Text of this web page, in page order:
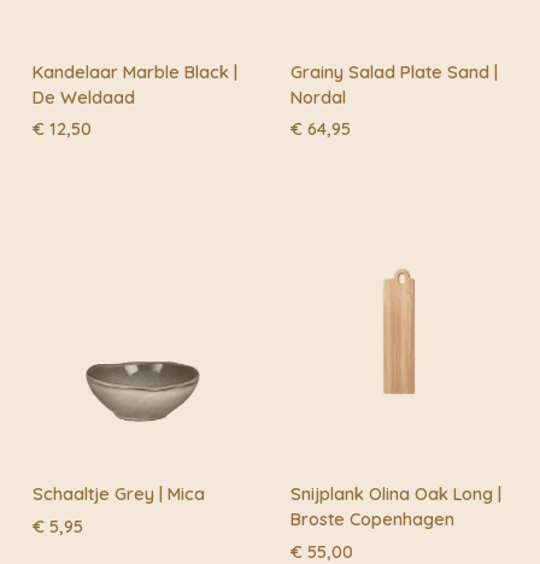
Kandelaar Marble Black |
De Weldaad
€ 12,50
Grainy Salad Plate Sand |
Nordal
€ 64,95
Schaaltje Grey | Mica
€ 5,95
Snijplank Olina Oak Long |
Broste Copenhagen
€ 55,00